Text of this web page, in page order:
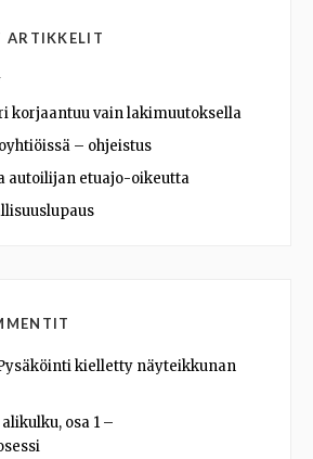
ARTIKKELIT
korjaantuu vain lakimuutoksella
– ohjeistus
autoilijan etuajo-oikeutta
kielletty näyteikkunan
osa 1 –